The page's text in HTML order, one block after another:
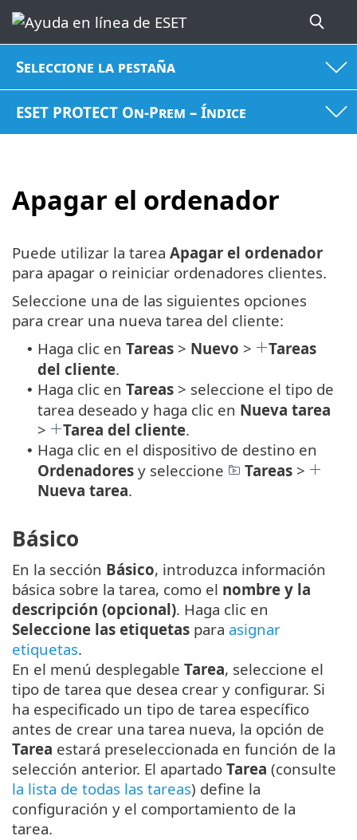
Seleccione la pestaña
ESET PROTECT On-Prem – Índice
Apagar el ordenador
Puede utilizar la tarea Apagar el ordenador
para apagar o reiniciar ordenadores clientes.
Seleccione una de las siguientes opciones
para crear una nueva tarea del cliente:
• Haga clic en Tareas > Nuevo >
Tareas
del cliente.
• Haga clic en Tareas > seleccione el tipo de
tarea deseado y haga clic en Nueva tarea
>
Tarea del cliente.
• Haga clic en el dispositivo de destino en
Ordenadores y seleccione Tareas >
Nueva tarea.
Básico
En la sección Básico, introduzca información
básica sobre la tarea, como el nombre y la
descripción (opcional). Haga clic en
Seleccione las etiquetas para asignar
etiquetas.
En el menú desplegable Tarea, seleccione el
tipo de tarea que desea crear y configurar. Si
ha especificado un tipo de tarea específico
antes de crear una tarea nueva, la opción de
Tarea estará preseleccionada en función de la
selección anterior. El apartado Tarea (consulte
la lista de todas las tareas) define la
configuración y el comportamiento de la
tarea.